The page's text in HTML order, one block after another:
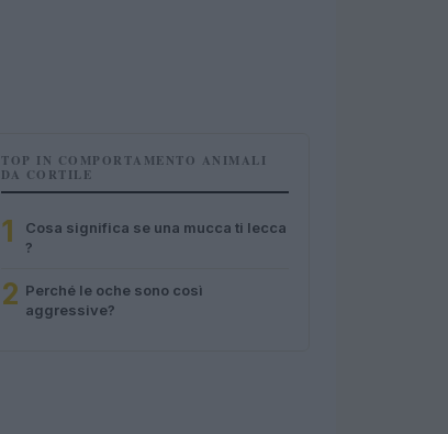
TOP IN COMPORTAMENTO ANIMALI
DA CORTILE
1
Cosa significa se una mucca ti lecca
?
2 Perché le oche sono così
aggressive?